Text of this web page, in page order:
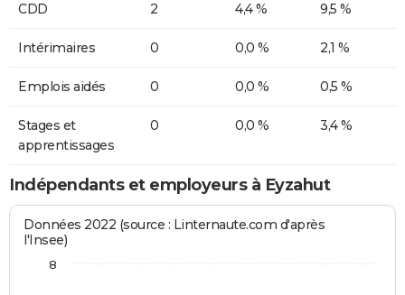
CDD 2 4,4 % 9,5 %
Intérimaires 0 0,0 % 2,1 %
Emplois aidés 0 0,0 % 0,5 %
Stages et
apprentissages
0 0,0 % 3,4 %
Indépendants et employeurs à Eyzahut
Données 2022 (source : Linternaute.com d'après
l'Insee)
8